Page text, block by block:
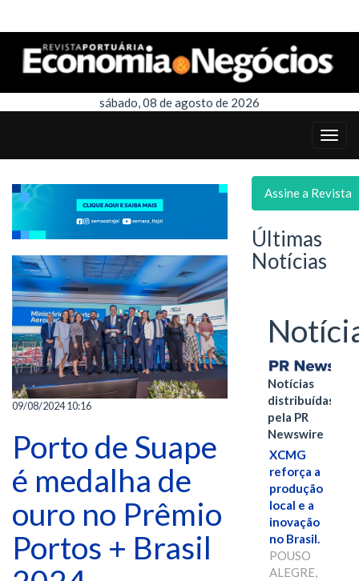
sábado, 08 de agosto de 2026
09/08/2024 10:16
Porto de Suape
é medalha de
ouro no Prêmio
Portos + Brasil
Assine a Revista
Últimas
Notícias
Notícias
distribuídas
pela PR
Newswire
XCMG
reforça a
produção
local e a
inovação
no Brasil.
POUSO
ALEGRE,